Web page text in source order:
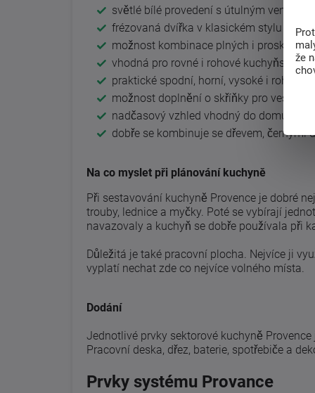
světlé bílé provedení s útulným
frézovaná dvířka v klasickém stylu
možnost kombinace plných i
vhodná pro rovné i rohové kuchyňské
praktické spodní, horní, vysoké i rohové
možnost doplnění o skříňky pro vestavné
nadčasový vzhled vhodný do domu, bytu
dobře se kombinuje se dřevem,
Na co myslet při plánování kuchyně
Při sestavování kuchyně Provence je dobré
trouby, lednice a myčky. Poté se vybírají
navazovaly a kuchyň se dobře používala při
Důležitá je také pracovní plocha. Nejvíce ji
vyplatí nechat zde co nejvíce volného místa.
Dodání
Jednotlivé prvky sektorové kuchyně
Pracovní deska, dřez, baterie, spotřebiče a
Prvky systému Provance
že